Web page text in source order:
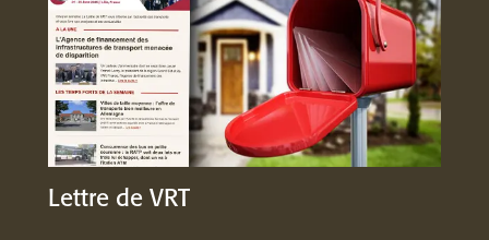
Lettre de VRT